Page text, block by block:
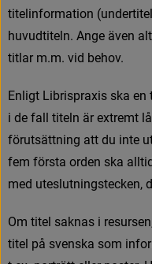
titelinformation (undertitel
huvudtiteln. Ange även alt
titlar m.m. vid behov.
Enligt Librispraxis ska en
i de fall titeln är extremt lå
förutsättning att du inte u
fem första orden ska allti
med uteslutningstecken, d
Om titel saknas i resursen
titel på svenska som infor